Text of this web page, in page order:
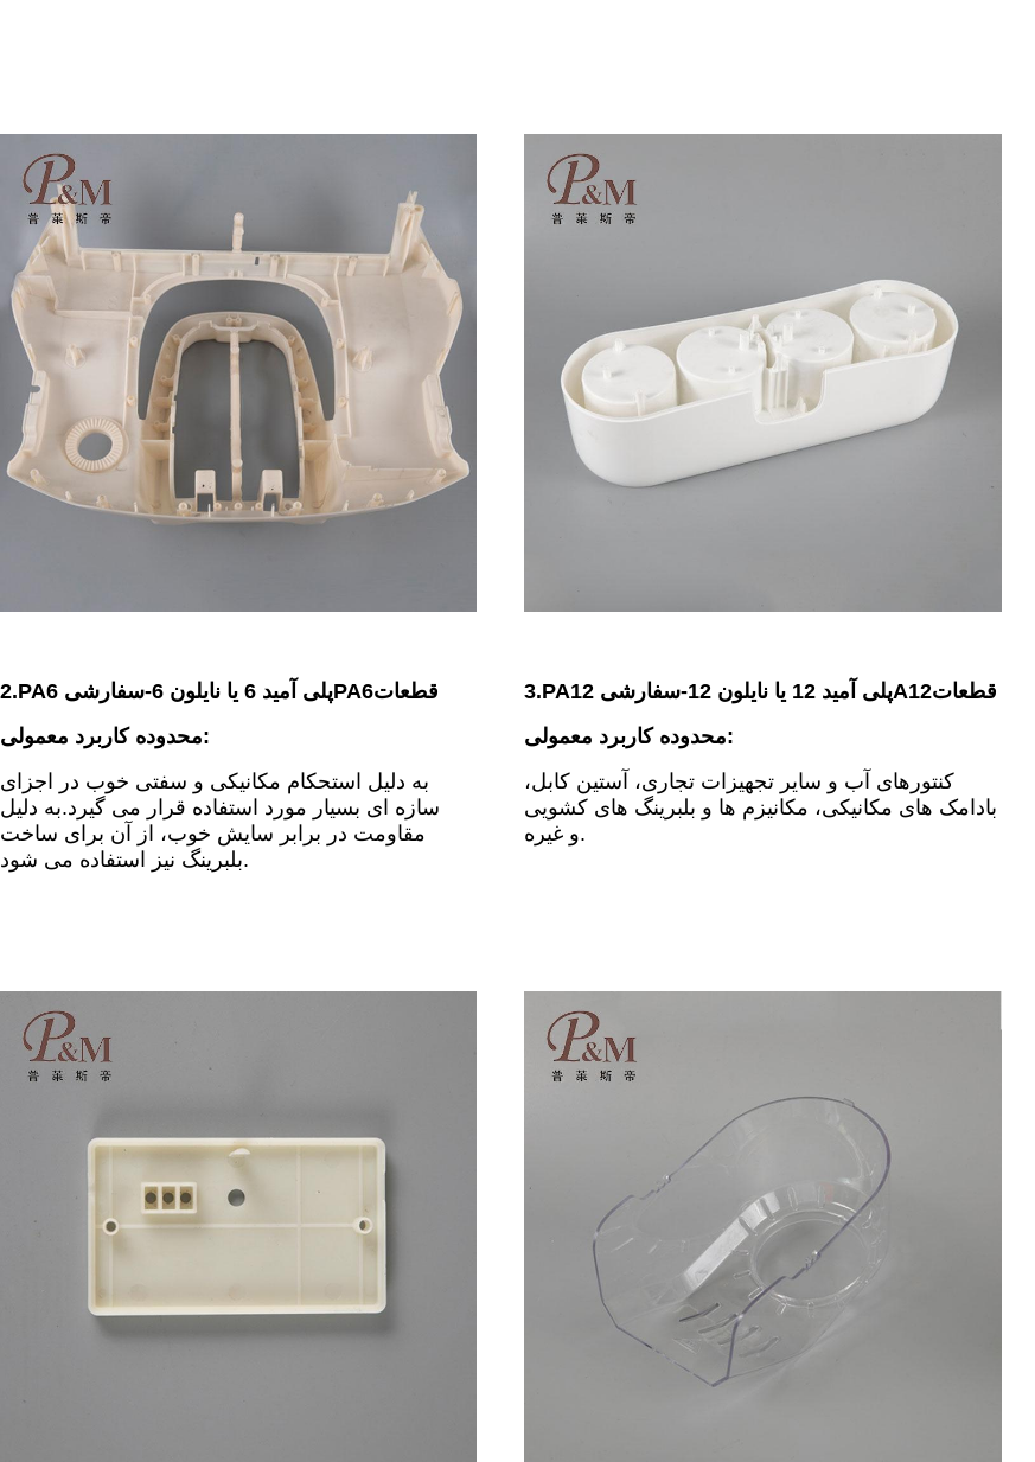
2.PA6 پلی آمید 6 یا نایلون 6 -سفارشی PA6قطعات
محدوده کاربرد معمولی:
به دلیل استحکام مکانیکی و سفتی خوب در اجزای
سازه ای بسیار مورد استفاده قرار می گیرد.به دلیل
مقاومت در برابر سایش خوب، از آن برای ساخت
بلبرینگ نیز استفاده می شود.
3.PA12 پلی آمید 12 یا نایلون 12 -سفارشی A12قطعات
محدوده کاربرد معمولی:
کنتورهای آب و سایر تجهیزات تجاری، آستین کابل،
بادامک های مکانیکی، مکانیزم ها و بلبرینگ های کشویی
و غیره.